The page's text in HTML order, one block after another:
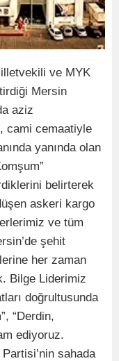
ve MYK
Mersin
aziz
cami cemaatiyle
yanında olan
belirterek
askeri kargo
ve tüm
şehit
her zaman
Bilge Liderimiz
doğrultusunda
“Derdin,
ediyoruz.
sahada